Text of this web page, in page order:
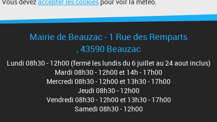
Mairie de Beauzac - 1 Rue des Remparts
, 43590 Beauzac
Lundi 08h30 - 12h00 (fermé les lundis du 6 juillet au 24 aout inclus)
Mardi 08h30 - 12h00 et 14h - 17h00
Mercredi 08h30 - 12h00 et 13h30 - 17h00
Jeudi 08h30 - 12h00
Vendredi 08h30 - 12h00 et 13h30 - 17h00
Samedi 08h30 - 12h00